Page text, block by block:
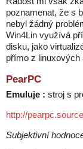
poznamenat, že s
nebyl žádný
Win4Lin využívá
disku, jako
přímo z linuxových
PearPC
Emuluje : stroj s
http://
Subjektivní